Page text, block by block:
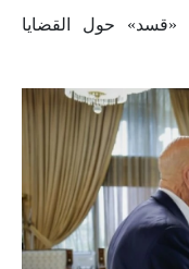
«قسد» حول القضايا